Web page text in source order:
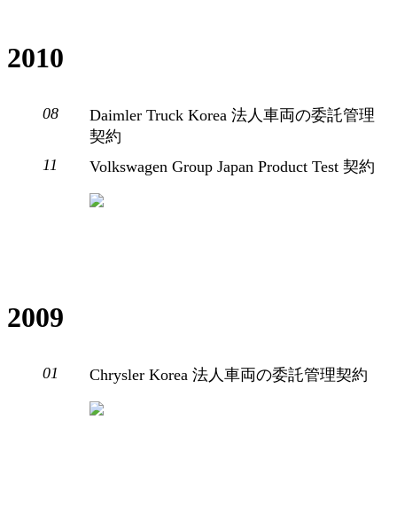
2010
08
Daimler Truck Korea 法人車両の委託管理
契約
11
Volkswagen Group Japan Product Test 契約
2009
01 Chrysler Korea 法人車両の委託管理契約